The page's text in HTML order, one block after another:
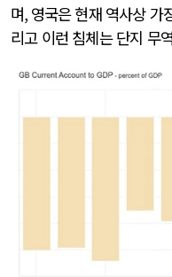
며, 영국은 현재 역사상 가
리고 이런 침체는 단지 무